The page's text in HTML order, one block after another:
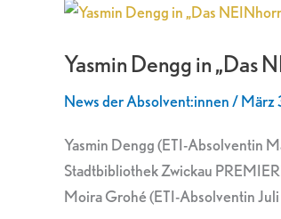
Yasmin Dengg in „Das
News der Absolvent:innen/März
Yasmin Dengg (ETI-Absolventin
Stadtbibliothek Zwickau
Moira Grohé (ETI-Absolventin
Yasmin
in
NEINhorn“
am
Theater
Plauen-